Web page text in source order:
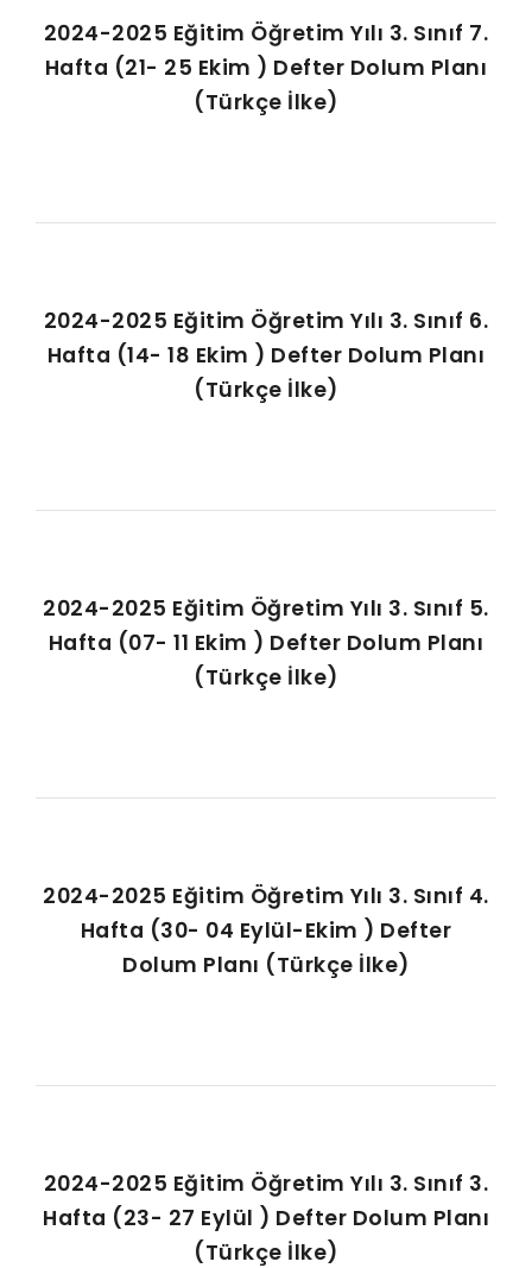
2024-2025 Eğitim Öğretim Yılı 3. Sınıf 7.
Hafta (21- 25 Ekim ) Defter Dolum Planı
(Türkçe İlke)
2024-2025 Eğitim Öğretim Yılı 3. Sınıf 6.
Hafta (14- 18 Ekim ) Defter Dolum Planı
(Türkçe İlke)
2024-2025 Eğitim Öğretim Yılı 3. Sınıf 5.
Hafta (07- 11 Ekim ) Defter Dolum Planı
(Türkçe İlke)
2024-2025 Eğitim Öğretim Yılı 3. Sınıf 4.
Hafta (30- 04 Eylül-Ekim ) Defter
Dolum Planı (Türkçe İlke)
2024-2025 Eğitim Öğretim Yılı 3. Sınıf 3.
Hafta (23- 27 Eylül ) Defter Dolum Planı
(Türkçe İlke)